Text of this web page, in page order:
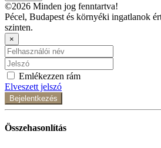
©2026 Minden jog fenntartva!
Pécel, Budapest és környéki ingatlanok
szinten.
×
Emlékezzen rám
Elveszett jelszó
Bejelentkezés
Összehasonlítás